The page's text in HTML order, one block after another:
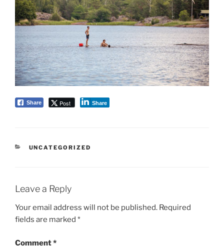
Share Post Share
CATEGORIES
UNCATEGORIZED
Leave a Reply
Your email address will not be published. Required
fields are marked *
Comment*